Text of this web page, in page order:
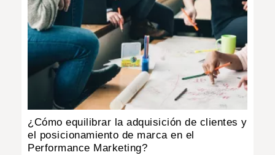
¿Cómo equilibrar la adquisición de clientes y
el posicionamiento de marca en el
Performance Marketing?